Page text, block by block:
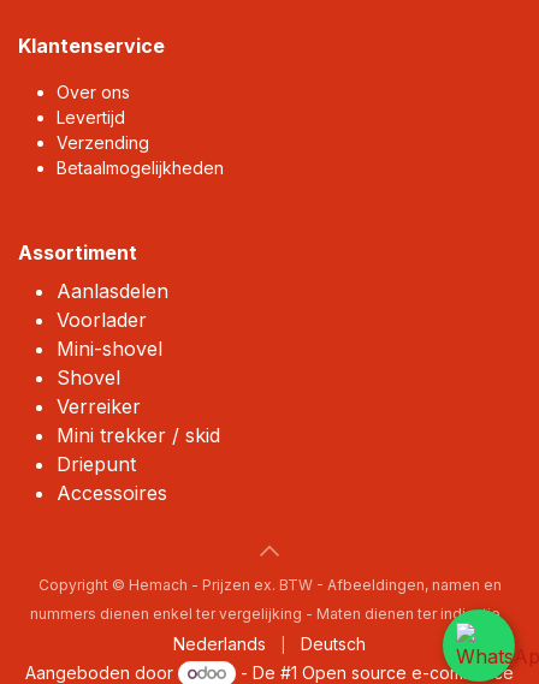
Klantenservice
Over ons
Levertijd
Verzending
Betaalmogelijkheden
Assortiment
Aanlasdelen
Voorlader
Mini-shovel
Shovel
Verreiker
Mini trekker / skid
Driepunt
Accessoires
Copyright © Hemach - Prijzen ex. BTW - Afbeeldingen, namen en
nummers dienen enkel ter vergelijking - Maten dienen ter indicatie
Nederlands
Deutsch
Aangeboden door
- De #1Open source e-commerce